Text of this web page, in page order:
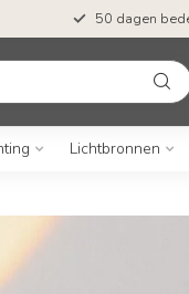
50 dagen
Lichtbronnen